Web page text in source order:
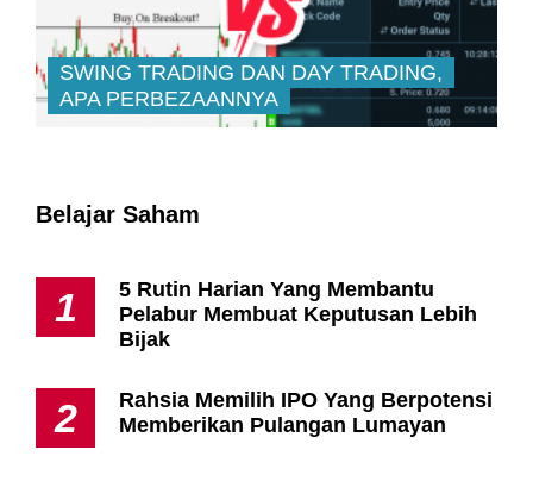
SWING TRADING DAN DAY TRADING,
APA PERBEZAANNYA
Belajar Saham
1
5 Rutin Harian Yang Membantu
Pelabur Membuat Keputusan Lebih
Bijak
2
Rahsia Memilih IPO Yang Berpotensi
Memberikan Pulangan Lumayan